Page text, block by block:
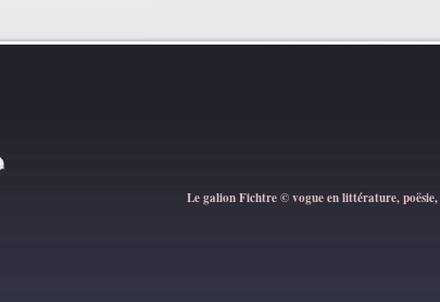
Le galion Fichtre © vogue en littérature,